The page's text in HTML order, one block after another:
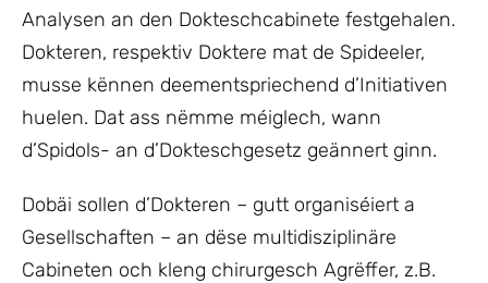
Analysen an den Dokteschcabinete festgehalen.
Dokteren, respektiv Doktere mat de Spideeler,
musse kënnen deementspriechend d’Initiativen
huelen. Dat ass nëmme méiglech, wann
d’Spidols- an d’Dokteschgesetz geännert ginn.
Dobäi sollen d’Dokteren – gutt organiséiert a
Gesellschaften – an dëse multidisziplinäre
Cabineten och kleng chirurgesch Agrëffer, z.B.